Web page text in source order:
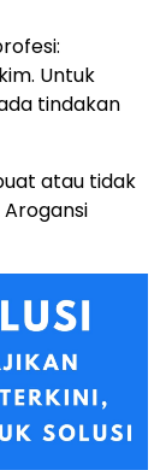
Untuk
tindakan
atau tidak